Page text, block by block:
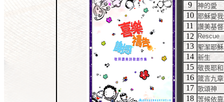
9 神的愛
10 耶穌愛
11 讚美基
12 Rescue
13 聖潔耶穌
14 新生
15 敬畏耶
16 箴言九
17 歌頌神
18 等候依